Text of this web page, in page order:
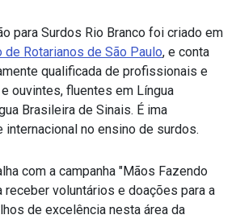
para Surdos Rio Branco foi criado em
de Rotarianos de São Paulo, e conta
qualificada de profissionais e
ouvintes, fluentes em Língua
Brasileira de Sinais. É ima
internacional no ensino de surdos.
com a campanha "Mãos Fazendo
receber voluntários e doações para a
de excelência nesta área da